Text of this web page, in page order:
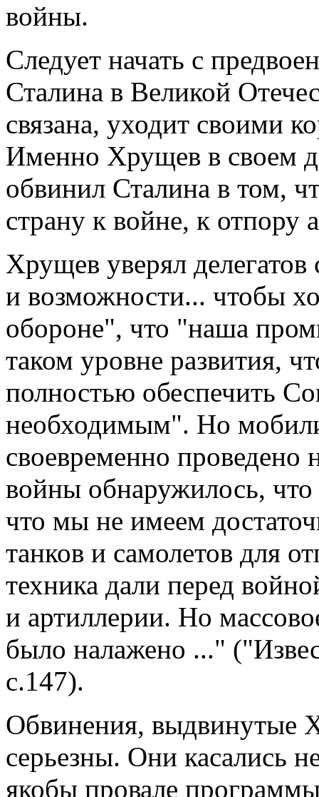
войны.
Следует начать с
Сталина в Великой
связана, уходит своими
Именно Хрущев в своем
обвинил Сталина в том,
страну к войне, к отпору
Хрущев уверял
и возможности... чтобы
обороне", что "наша
таком уровне развития,
полностью обеспечить
необходимым". Но
своевременно
войны обнаружилось,
что мы не имеем
танков и самолетов для
техника дали перед
и артиллерии. Но
было налажено ..."
с.147).
Обвинения, выдвинутые
серьезны. Они касались
якобы провале